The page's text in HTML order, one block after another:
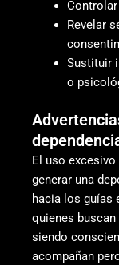
Revelar
Sustituir
o
El uso
generar una
hacia los guías
quienes
siendo
acompañan